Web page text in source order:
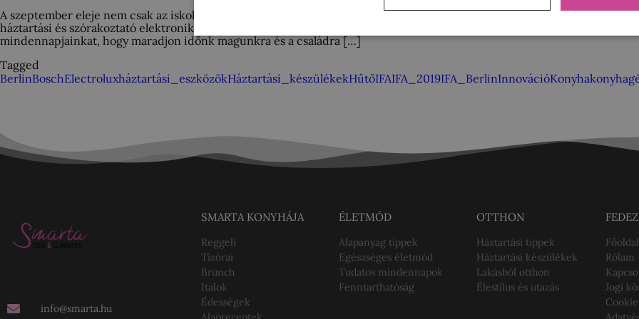
A szeptember eleje nem csak az iskolakezdés miatt tartogat izgalmakat, hanem azért is, mert ilyenkor mutatják be a
háztartási és szórakoztató elektronikai termékeiket Berlinben, az IFA-n. Idén sem maradunk innovációk nélkül,
mindennapjainkat, hogy maradjon időnk magunkra és a családra […]
Tagged
BerlinBoschElectroluxháztartási_eszközökHáztartási_készülékekHűtőIFAIFA_2019IFA_BerlinInnovációKonyha
info@smarta.hu
SMARTA KONYHÁJA
Reggeli
Tízórai
Brunch
Italok
Édességek
ÉLETMÓD
Alapanyag tippek
Egészséges életmód
Tudatos mindennapok
Fenntarthatóság
OTTHON
Háztartási tippek
Háztartási készülékek
Lakásból otthon
Élestílus és utazás
Főoldal
Rólam
Jogi